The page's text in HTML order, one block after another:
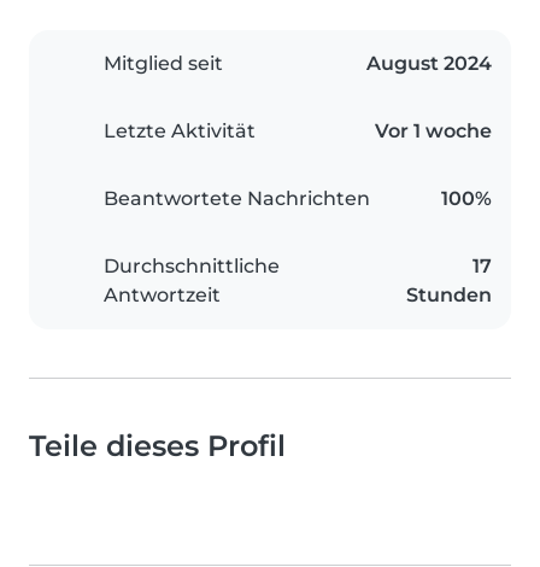
Mitglied seit August 2024
Letzte Aktivität Vor 1 woche
Beantwortete Nachrichten 100%
Durchschnittliche
Antwortzeit
17
Stunden
Teile dieses Profil